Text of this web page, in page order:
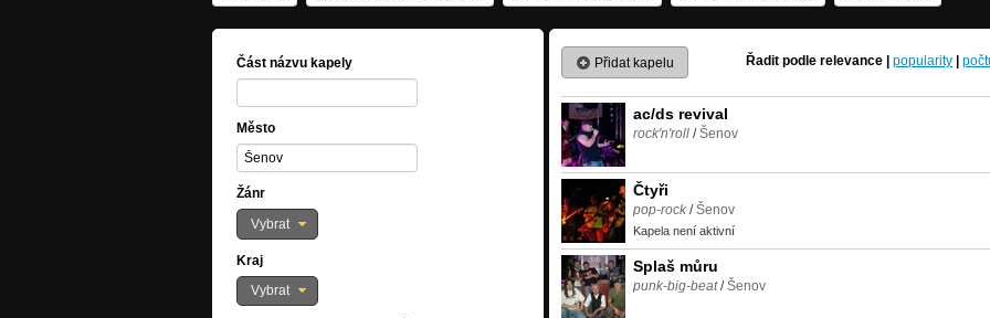
Část názvu kapely
Město
Žánr
Vybrat
Kraj
Vybrat
Přidat kapelu Řadit podle relevance popularity
ac/ds revival
rock'n'roll /Šenov
Čtyři
pop-rock /Šenov
Kapela není aktivní
Splaš můru
punk-big-beat/Šenov